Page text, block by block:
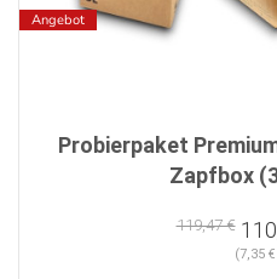
Angebot
Probierpaket
Zapfbox
119,47 €
(7,35